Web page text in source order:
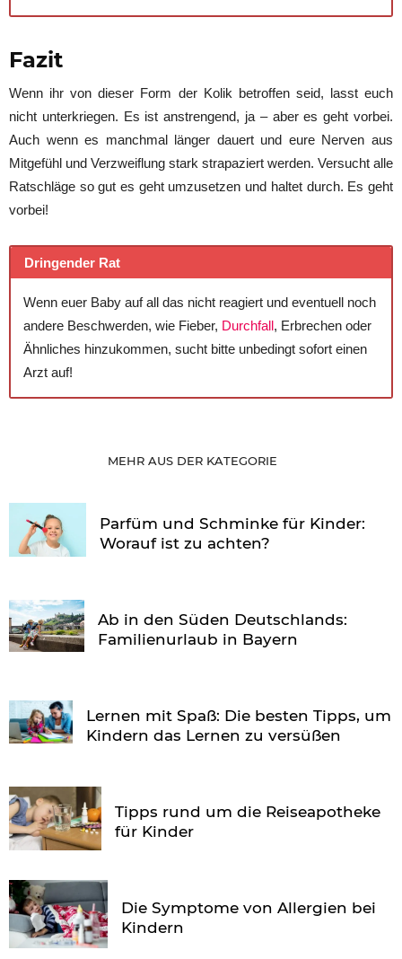
Fazit
Wenn ihr von dieser Form der Kolik betroffen seid, lasst euch
nicht unterkriegen. Es ist anstrengend, ja – aber es geht vorbei.
Auch wenn es manchmal länger dauert und eure Nerven aus
Mitgefühl und Verzweiflung stark strapaziert werden. Versucht alle
Ratschläge so gut es geht umzusetzen und haltet durch. Es geht
vorbei!
Dringender Rat
Wenn euer Baby auf all das nicht reagiert und eventuell noch
andere Beschwerden, wie Fieber, Durchfall, Erbrechen oder
Ähnliches hinzukommen, sucht bitte unbedingt sofort einen
Arzt auf!
MEHR AUS DER KATEGORIE
Parfüm und Schminke für Kinder:
Worauf ist zu achten?
Ab in den Süden Deutschlands:
Familienurlaub in Bayern
Lernen mit Spaß: Die besten Tipps, um
Kindern das Lernen zu versüßen
Tipps rund um die Reiseapotheke
für Kinder
Die Symptome von Allergien bei
Kindern